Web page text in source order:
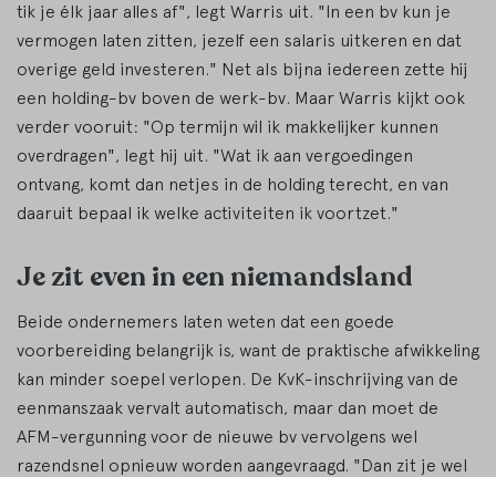
tik je élk jaar alles af", legt Warris uit. "In een bv kun je
vermogen laten zitten, jezelf een salaris uitkeren en dat
overige geld investeren." Net als bijna iedereen zette hij
een holding-bv boven de werk-bv. Maar Warris kijkt ook
verder vooruit: "Op termijn wil ik makkelijker kunnen
overdragen", legt hij uit. "Wat ik aan vergoedingen
ontvang, komt dan netjes in de holding terecht, en van
daaruit bepaal ik welke activiteiten ik voortzet."
Je zit even in een niemandsland
Beide ondernemers laten weten dat een goede
voorbereiding belangrijk is, want de praktische afwikkeling
kan minder soepel verlopen. De KvK-inschrijving van de
eenmanszaak vervalt automatisch, maar dan moet de
AFM-vergunning voor de nieuwe bv vervolgens wel
razendsnel opnieuw worden aangevraagd. "Dan zit je wel